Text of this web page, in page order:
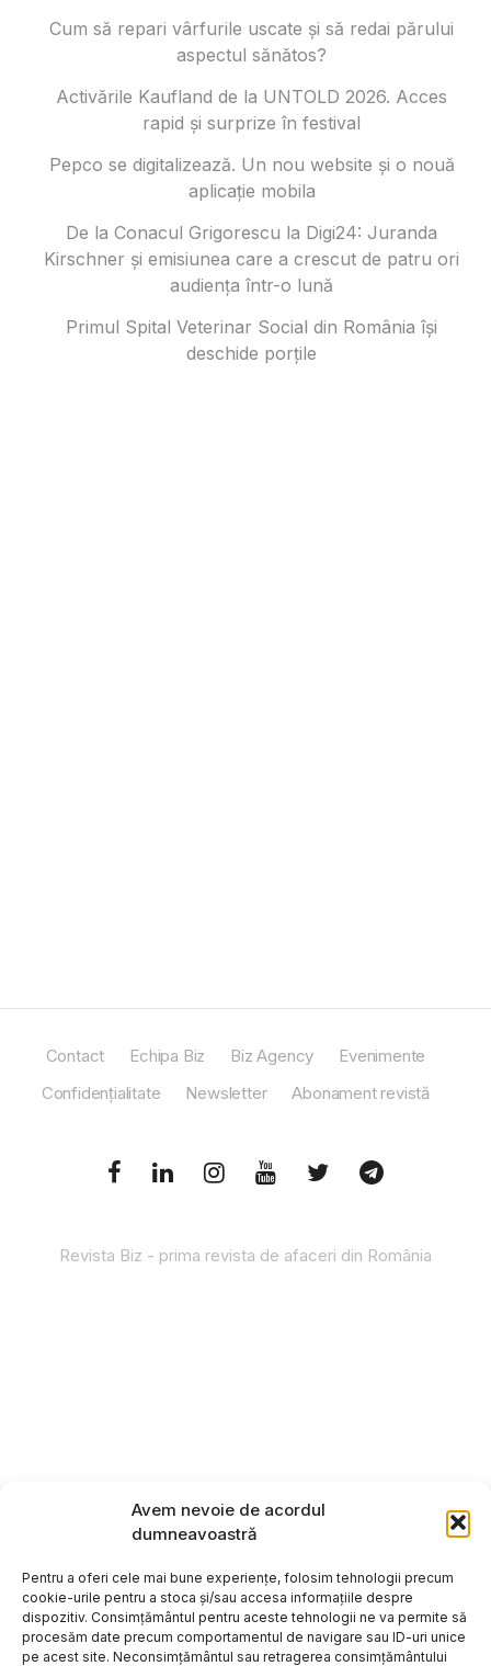
Avem nevoie de acordul
dumneavoastră
Pentru a oferi cele mai bune experiențe, folosim tehnologii precum
cookie-urile pentru a stoca și/sau accesa informațiile despre
dispozitiv. Consimțământul pentru aceste tehnologii ne va permite să
procesăm date precum comportamentul de navigare sau ID-uri unice
pe acest site. Neconsimțământul sau retragerea consimțământului
Cum să repari vârfurile uscate și să redai părului
aspectul sănătos?
Activările Kaufland de la UNTOLD 2026. Acces
rapid și surprize în festival
Pepco se digitalizează. Un nou website și o nouă
aplicație mobila
De la Conacul Grigorescu la Digi24: Juranda
Kirschner și emisiunea care a crescut de patru ori
audiența într-o lună
Primul Spital Veterinar Social din România își
deschide porțile
Contact Echipa Biz Biz Agency
Evenimente
Confidențialitate
Newsletter Abonament revistă
Revista Biz - prima revista de afaceri din România